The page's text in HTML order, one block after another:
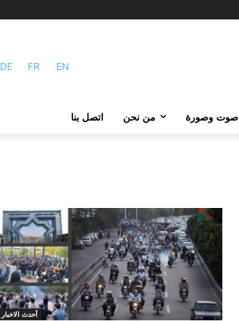
DE FR EN
صوت وصورة من نحن اتصل بنا
أحدث الاخبار